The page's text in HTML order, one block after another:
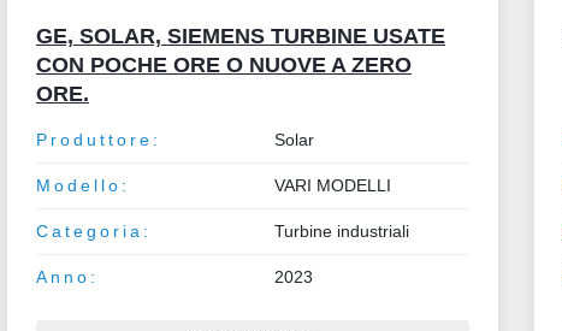
GE, SOLAR, SIEMENS TURBINE USATE
CON POCHE ORE O NUOVE A ZERO
ORE.
Produttore: Solar
Modello: VARI MODELLI
Categoria: Turbine industriali
Anno: 2023